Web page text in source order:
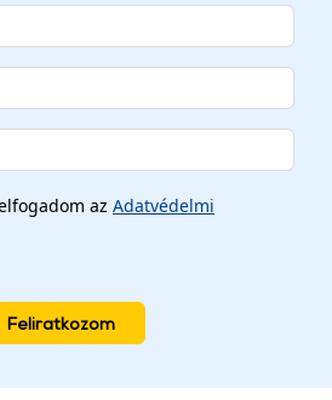
az Adatvédelmi
Feliratkozom